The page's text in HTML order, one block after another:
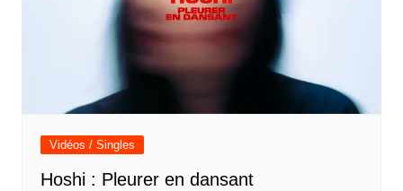
Vidéos / Singles
Hoshi : Pleurer en dansant